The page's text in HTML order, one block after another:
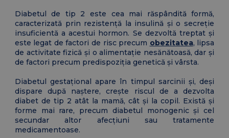
Diabetul de tip 2 este cea mai răspândită formă,
caracterizată prin rezistență la insulină și o secreție
insuficientă a acestui hormon. Se dezvoltă treptat și
este legat de factori de risc precum obezitatea, lipsa
de activitate fizică și o alimentație nesănătoasă, dar și
de factori precum predispoziția genetică și vârsta.
Diabetul gestațional apare în timpul sarcinii și, deși
dispare după naștere, crește riscul de a dezvolta
diabet de tip 2 atât la mamă, cât și la copil. Există și
forme mai rare, precum diabetul monogenic și cel
secundar altor afecțiuni sau tratamente
medicamentoase.